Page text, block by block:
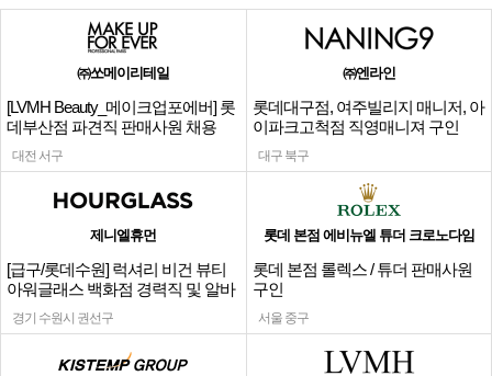
㈜쏘메이리테일
[LVMH Beauty_메이크업포에버] 롯
데부산점 파견직 판매사원 채용
대전 서구
㈜엔라인
롯데대구점, 여주빌리지 매니저, 아
이파크고척점 직영매니져 구인
대구 북구
제니엘휴먼
[급구/롯데수원] 럭셔리 비건 뷰티
아워글래스 백화점 경력직 및 알바
채용
경기 수원시 권선구
롯데 본점 에비뉴엘 튜더 크로노다임
롯데 본점 롤렉스 / 튜더 판매사원
구인
서울 중구